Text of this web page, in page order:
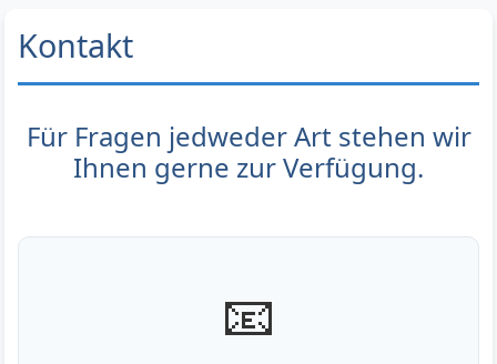
Kontakt
Für Fragen jedweder Art stehen wir
Ihnen gerne zur Verfügung.
📧